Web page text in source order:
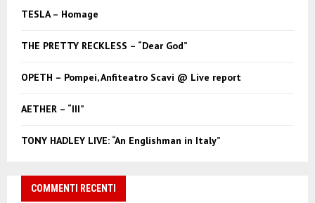
TESLA – Homage
THE PRETTY RECKLESS – “Dear God”
OPETH – Pompei, Anfiteatro Scavi @ Live report
AETHER – “III”
TONY HADLEY LIVE: “An Englishman in Italy”
COMMENTI RECENTI